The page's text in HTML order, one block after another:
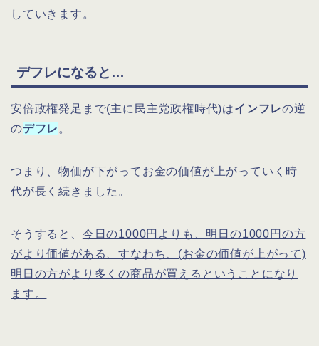
していきます。
デフレになると…
安倍政権発足まで(主に民主党政権時代)はインフレの逆
のデフレ 。
つまり、物価が下がってお金の価値が上がっていく時
代が長く続きました。
そうすると、 今日の1000円よりも、明日の1000円の方
がより価値がある、すなわち、(お金の価値が上がって)
明日の方がより多くの商品が買えるということになり
ます。